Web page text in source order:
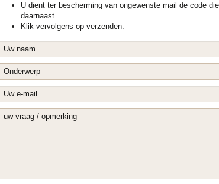
U dient ter bescherming van ongewenste mail de code
daarnaast.
Klik vervolgens op verzenden.
Uw naam
Onderwerp
Uw e-mail
uw vraag / opmerking